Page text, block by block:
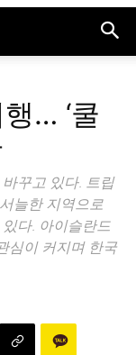
… ‘쿨
꾸고 있다. 트립
늘한 지역으로
있다. 아이슬란드
심이 커지며 한국